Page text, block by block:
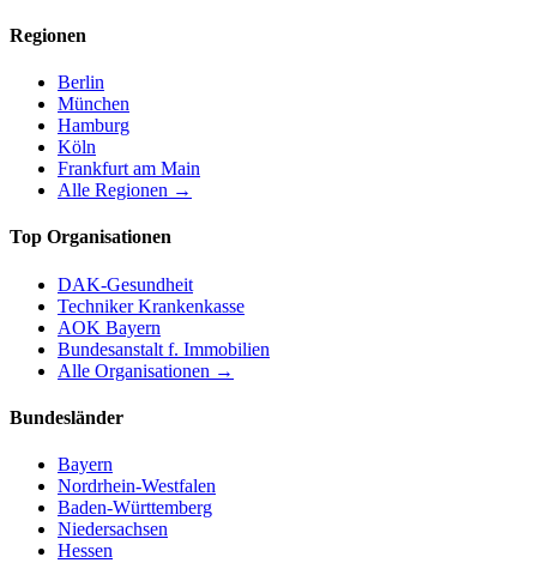
Regionen
Berlin
München
Hamburg
Köln
Frankfurt am Main
Alle Regionen →
Top Organisationen
DAK-Gesundheit
Techniker Krankenkasse
AOK Bayern
Bundesanstalt f. Immobilien
Alle Organisationen →
Bundesländer
Bayern
Nordrhein-Westfalen
Baden-Württemberg
Niedersachsen
Hessen